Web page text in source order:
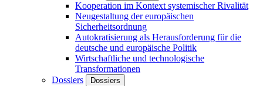
Kooperation im Kontext systemischer Rivalität
Neugestaltung der europäischen
Sicherheitsordnung
Autokratisierung als Herausforderung für die
deutsche und europäische Politik
Wirtschaftliche und technologische
Transformationen
Dossiers
Dossiers